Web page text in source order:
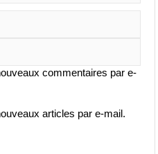
commentaires par e-
articles par e-mail.